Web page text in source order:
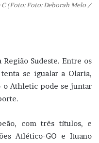
C (Foto: Foto: Deborah Melo /
Sudeste. Entre os
se igualar a Olaria,
o Athletic pode se juntar
com três títulos, e
Atlético-GO e Ituano